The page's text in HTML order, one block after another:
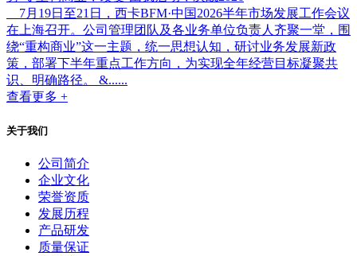
7月19日至21日，西卡BFM·中国2026半年市场发展工作会议
在上海召开。公司管理团队及各业务单位负责人齐聚一堂，围
绕“重构商业”这一主题，统一思想认知，研讨业务发展新政
策，部署下半年重点工作方向，为实现全年经营目标凝聚共
识、明确路径。 &......
查看更多 +
关于我们
公司简介
企业文化
荣誉资质
发展历程
产品研发
质量保证